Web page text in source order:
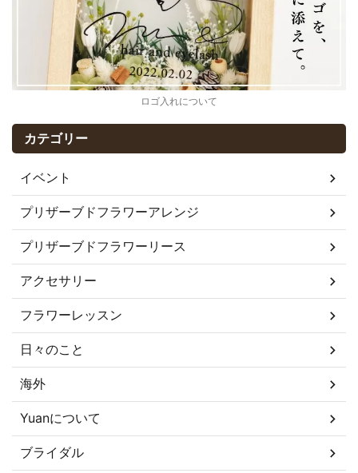
ロゴ入れについて
カテゴリー
イベント
プリザーブドフラワーアレンジ
プリザーブドフラワーリース
アクセサリー
フラワーレッスン
日々のこと
海外
Yuanについて
ブライダル